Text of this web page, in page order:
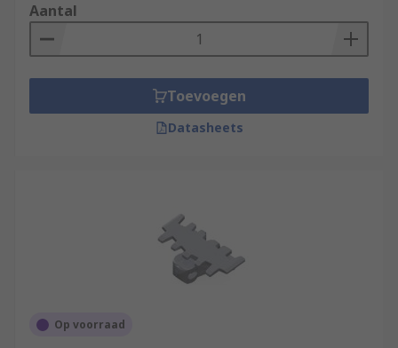
Aantal
Toevoegen
Datasheets
Op voorraad